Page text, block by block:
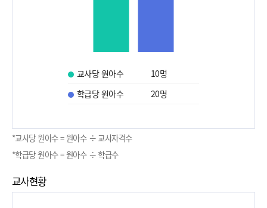
교사당 원아수 10명
학급당 원아수
20명
*교사당 원아수 = 원아수 ÷ 교사자격수
*학급당 원아수 = 원아수 ÷ 학급수
교사현황